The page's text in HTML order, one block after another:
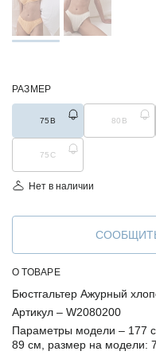
РАЗМЕР
75B 80B
75С
Нет в наличии
О ТОВАРЕ
Бюстгальтер Ажурный
Артикул – W2080200
Параметры модели – 177
89 см, размер на модели: